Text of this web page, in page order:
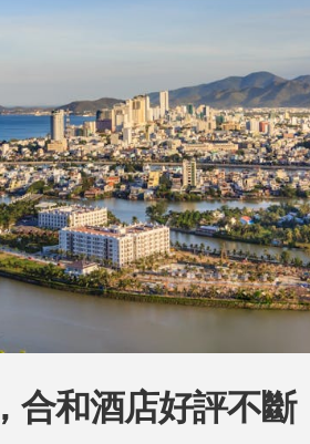
合和酒店好評不斷